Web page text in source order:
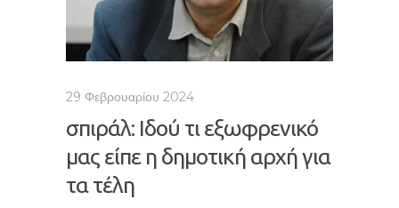
29 Φεβρουαρίου 2024
σπιράλ: Ιδού τι εξωφρενικό
μας είπε η δημοτική αρχή για
τα τέλη